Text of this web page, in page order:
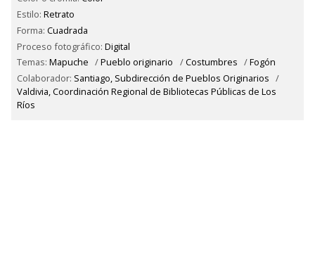
Estilo: Retrato
Forma: Cuadrada
Proceso fotográfico: Digital
Temas: Mapuche /Pueblo originario /Costumbres /Fogón
Colaborador: Santiago, Subdirección de Pueblos Originarios /
Valdivia, Coordinación Regional de Bibliotecas Públicas de Los
Ríos